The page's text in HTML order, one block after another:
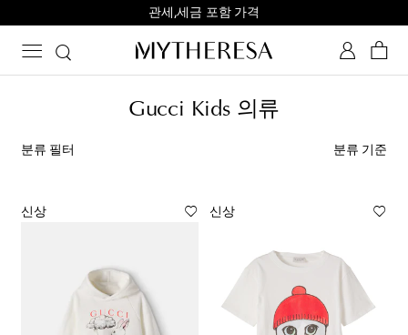
관세,세금 포함 가격
Gucci Kids 의류
분류 필터 분류 기준
신상 신상